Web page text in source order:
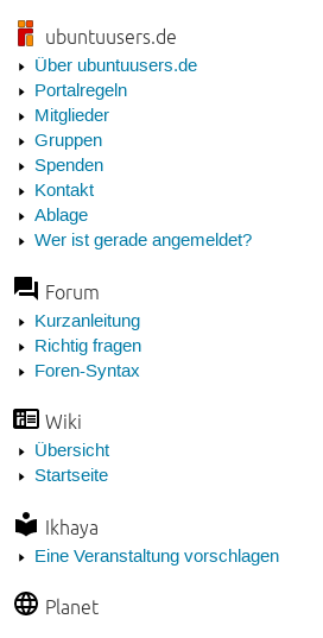
ubuntuusers.de
Über ubuntuusers.de
Portalregeln
Mitglieder
Gruppen
Spenden
Kontakt
Ablage
Wer ist gerade angemeldet?
Forum
Kurzanleitung
Richtig fragen
Foren-Syntax
Wiki
Übersicht
Startseite
Ikhaya
Eine Veranstaltung vorschlagen
Planet